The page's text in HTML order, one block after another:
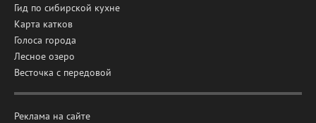
Гид по сибирской кухне
Карта катков
Голоса города
Лесное озеро
Весточка с передовой
Реклама на сайте